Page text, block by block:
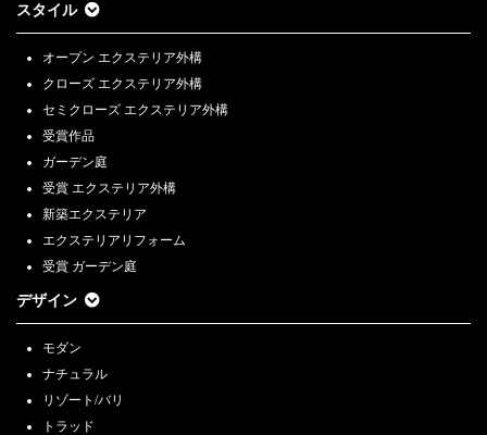
スタイル
オープン エクステリア外構
クローズ エクステリア外構
セミクローズ エクステリア外構
受賞作品
ガーデン庭
受賞 エクステリア外構
新築エクステリア
エクステリアリフォーム
受賞 ガーデン庭
デザイン
モダン
ナチュラル
リゾート/バリ
トラッド